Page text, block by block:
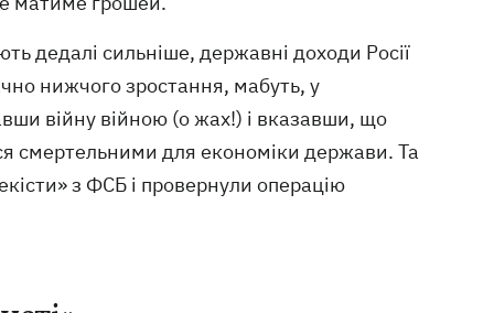
дедалі сильніше, державні доходи Росії
нижчого зростання, мабуть, у
війну війною (о жах!) і вказавши, що
смертельними для економіки держави. Та
з ФСБ і провернули операцію